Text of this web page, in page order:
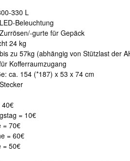
330 L
Beleuchtung
gurte für Gepäck
24 kg
zu 57kg (abhängig von Stützlast der
Kofferraumzugang
ca. 154 (*187) x 53 x 74 cm
40€
= 10€
= 70€
= 60€
= 50€